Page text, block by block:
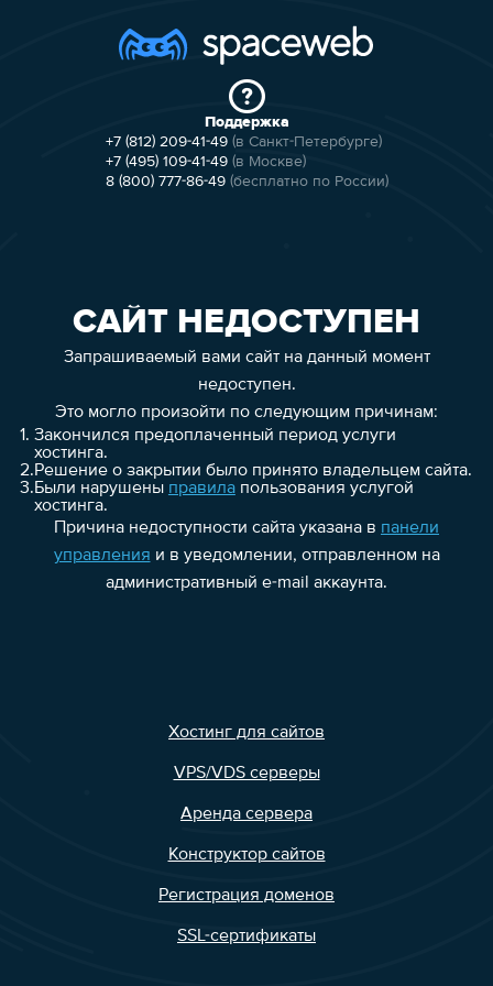
Поддержка
+7 (812) 209-41-49 (в Санкт-Петербурге)
+7 (495) 109-41-49 (в Москве)
8 (800) 777-86-49 (бесплатно по России)
САЙТ НЕДОСТУПЕН
Запрашиваемый вами сайт на данный момент
недоступен.
Это могло произойти по следующим причинам:
1. Закончился предоплаченный период услуги
хостинга.
2.Решение о закрытии было принято владельцем сайта.
3.Были нарушены правилапользования услугой
хостинга.
Причина недоступности сайта указана в панели
управления и в уведомлении, отправленном на
административный e-mail аккаунта.
Хостинг для сайтов
VPS/VDS серверы
Аренда сервера
Конструктор сайтов
Регистрация доменов
SSL-сертификаты